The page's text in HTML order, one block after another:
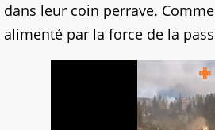
dans leur coin perrave.
alimenté par la force de la